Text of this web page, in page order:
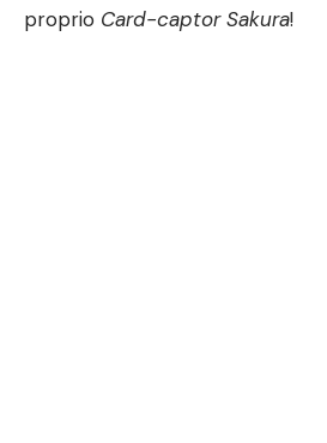
proprio Card-captor Sakura!